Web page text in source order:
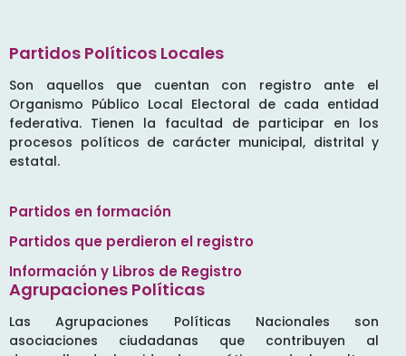
Partidos Políticos Locales
Son aquellos que cuentan con registro ante el
Organismo Público Local Electoral de cada entidad
federativa. Tienen la facultad de participar en los
procesos políticos de carácter municipal, distrital y
estatal.
Partidos en formación
Partidos que perdieron el registro
Información y Libros de Registro
Agrupaciones Políticas
Las Agrupaciones Políticas Nacionales son
asociaciones ciudadanas que contribuyen al